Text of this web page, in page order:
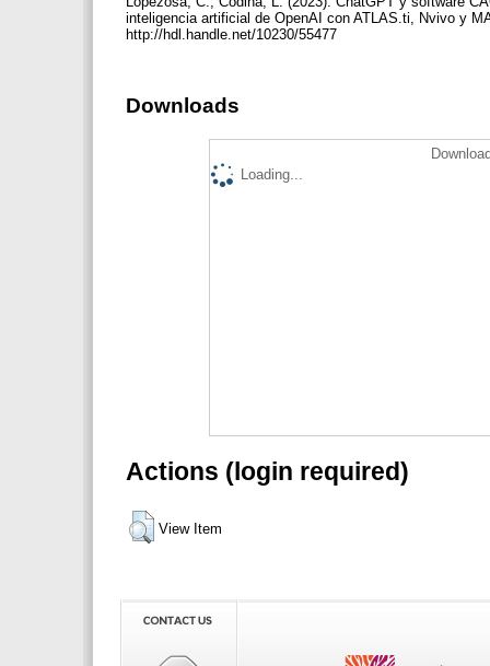
inteligencia artificial de OpenAI con ATLAS.ti, Nvivo y
http://hdl.handle.net/10230/55477
Downloads
Loading...
Actions (login required)
View Item